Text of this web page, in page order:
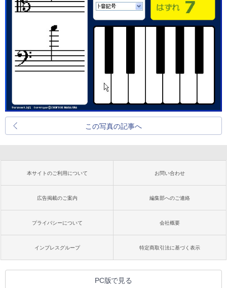
この写真の記事へ
本サイトのご利用について お問い合わせ
広告掲載のご案内 編集部へのご連絡
プライバシーについて 会社概要
インプレスグループ 特定商取引法に基づく表示
PC版で見る